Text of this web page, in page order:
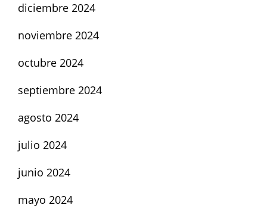
diciembre 2024
noviembre 2024
octubre 2024
septiembre 2024
agosto 2024
julio 2024
junio 2024
mayo 2024